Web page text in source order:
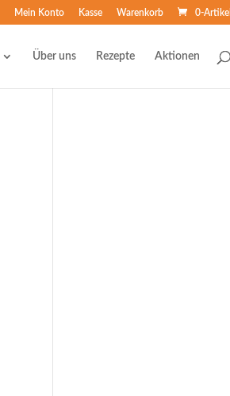
Mein Konto Kasse Warenkorb 0-Artikel
Über uns Rezepte Aktionen